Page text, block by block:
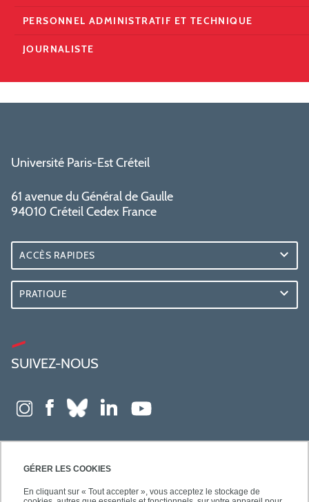
GÉRER LES COOKIES
En cliquant sur « Tout accepter », vous acceptez le stockage de
PERSONNEL ADMINISTRATIF ET TECHNIQUE
JOURNALISTE
Université Paris-Est Créteil
61 avenue du Général de Gaulle
94010 Créteil Cedex France
ACCÈS RAPIDES
PRATIQUE
SUIVEZ-NOUS